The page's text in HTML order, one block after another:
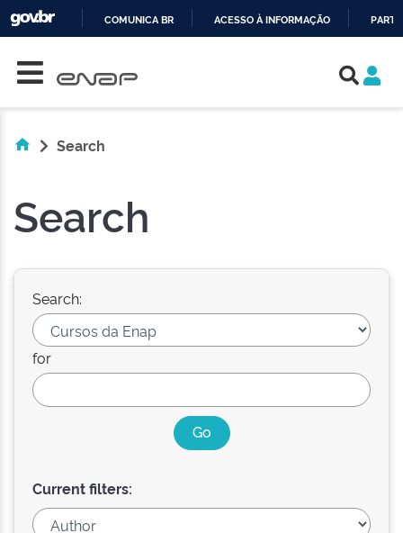
COMUNICA BR ACESSO À INFORMAÇÃO
Search
Search
Search:
for
Current filters: